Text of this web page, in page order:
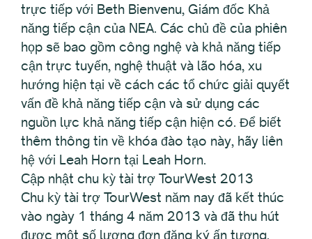
trực tiếp với Beth Bienvenu, Giám đốc Khả
năng tiếp cận của NEA. Các chủ đề của phiên
họp sẽ bao gồm công nghệ và khả năng tiếp
cận trực tuyến, nghệ thuật và lão hóa, xu
hướng hiện tại về cách các tổ chức giải quyết
vấn đề khả năng tiếp cận và sử dụng các
nguồn lực khả năng tiếp cận hiện có. Để biết
thêm thông tin về khóa đào tạo này, hãy liên
hệ với Leah Horn tại Leah Horn.
Cập nhật chu kỳ tài trợ TourWest 2013
Chu kỳ tài trợ TourWest năm nay đã kết thúc
vào ngày 1 tháng 4 năm 2013 và đã thu hút
được một số lượng đơn đăng ký ấn tượng.